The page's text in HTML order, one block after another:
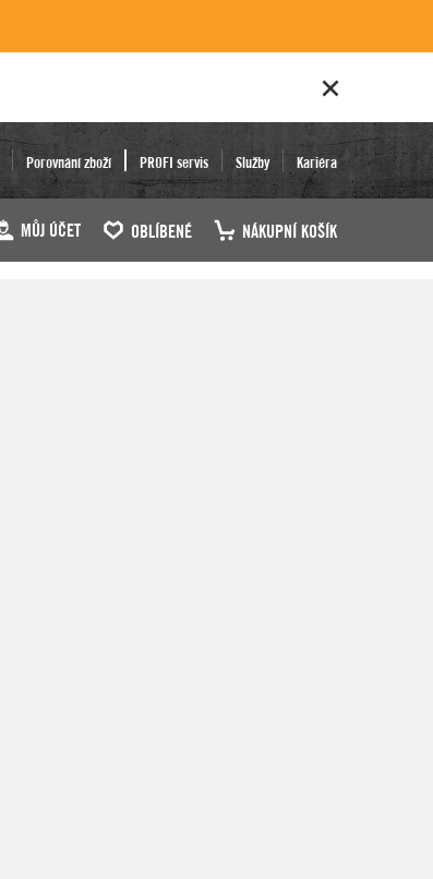
Porovnání zboží PROFI servis Služby Kariéra
MŮJ ÚČET OBLÍBENÉ NÁKUPNÍ KOŠÍK